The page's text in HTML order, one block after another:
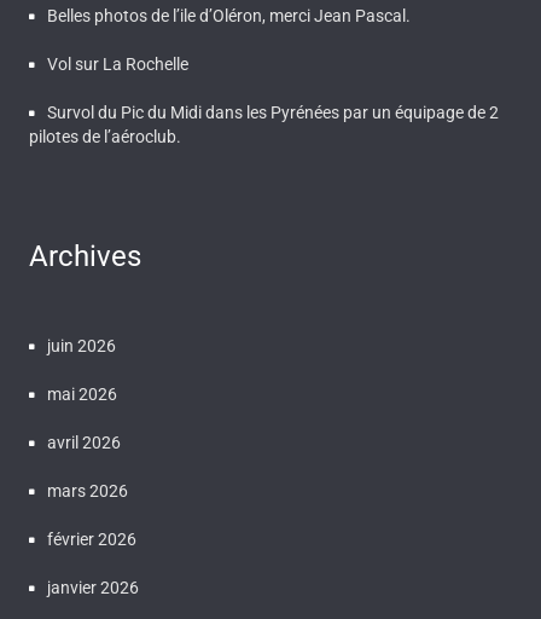
Belles photos de l’ile d’Oléron, merci Jean Pascal.
Vol sur La Rochelle
Survol du Pic du Midi dans les Pyrénées par un équipage de 2
pilotes de l’aéroclub.
Archives
juin 2026
mai 2026
avril 2026
mars 2026
février 2026
janvier 2026